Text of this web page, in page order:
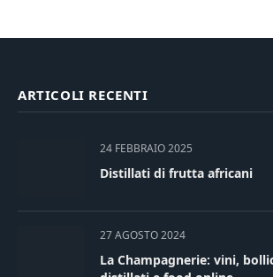
ARTICOLI RECENTI
24 FEBBRAIO 2025
Distillati di frutta africani
27 AGOSTO 2024
La Champagnerie: vini,